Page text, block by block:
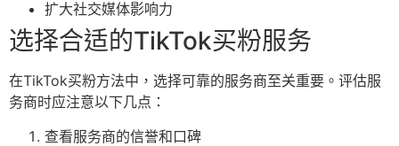
扩大社交媒体影响力
选择合适的TikTok买粉服务
在TikTok买粉方法中，选择可靠的服务商至关重要。评估服
务商时应注意以下几点：
查看服务商的信誉和口碑